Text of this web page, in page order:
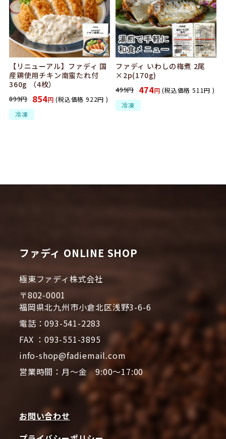
【リニューアル】ファディ 国
産鶏使用チキン南蛮たれ付
360g （4枚）
899円 854円 (税込価格 922円 )
冷凍
ファディ いわしの梅煮 2尾
×2p(170g)
499円 474円 (税込価格 511円 )
冷凍
ファディ ONLINE SHOP
極東ファディ株式会社
〒802-0001
福岡県北九州市小倉北区浅野3-6-6
電話：093-541-2283
FAX ：093-551-3895
info-shop@fadiemail.com
営業時間：月～金 9:00～17:00
お問い合わせ